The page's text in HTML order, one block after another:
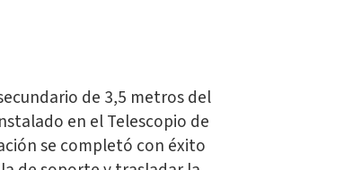
de 3,5 metros del
en el Telescopio de
se completó con éxito